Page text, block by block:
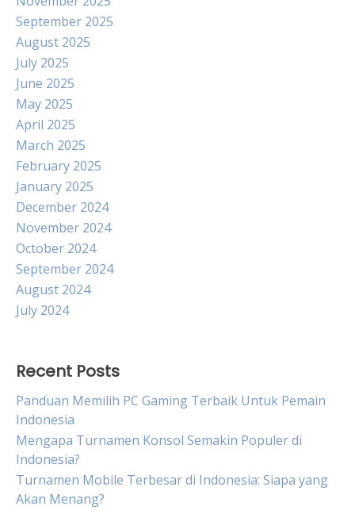
September 2025
August 2025
July 2025
June 2025
May 2025
April 2025
March 2025
February 2025
January 2025
December 2024
November 2024
October 2024
September 2024
August 2024
July 2024
Recent Posts
Panduan Memilih PC Gaming Terbaik Untuk Pemain
Indonesia
Mengapa Turnamen Konsol Semakin Populer di
Indonesia?
Turnamen Mobile Terbesar di Indonesia: Siapa yang
Akan Menang?